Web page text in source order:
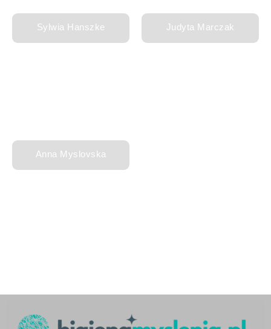
Sylwia Hanszke Judyta Marczak
Anna Myslovska